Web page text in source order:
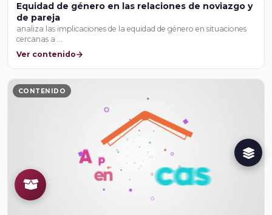
Equidad de género en las relaciones de noviazgo y
de pareja
analiza las implicaciones de la equidad de género en situaciones
cercanas a …
Ver contenido
CONTENIDO